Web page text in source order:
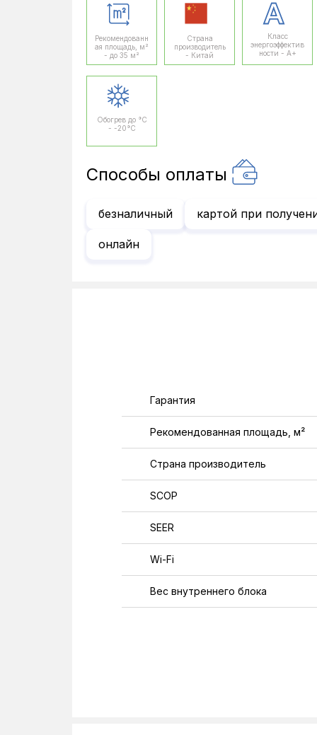
Рекомендованн
ая площадь, м²
- до 35 м²
Страна
производитель
- Китай
Класс
энергоэффектив
ности - A+
Обогрев до °C
- -20°C
Способы оплаты
безналичный картой при
онлайн
Гарантия
Рекомендованная площадь, м²
Страна производитель
SCOP
SEER
Wi-Fi
Вес внутреннего блока